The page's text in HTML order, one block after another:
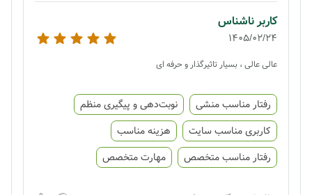
کاربر ناشناس
1405/02/24
عالی عالی ، بسیار تاثیرگذار و حرفه ای
رفتار مناسب منشی
نوبت‌دهی و پیگیری منظم
کاربری مناسب سایت
هزینه مناسب
رفتار مناسب متخصص
مهارت متخصص